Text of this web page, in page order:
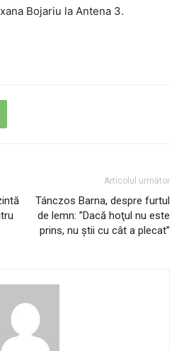
Bojariu la Antena 3.
Articolul următor
Tánczos Barna, despre furtul
de lemn: ”Dacă hoţul nu este
prins, nu ştii cu cât a plecat”